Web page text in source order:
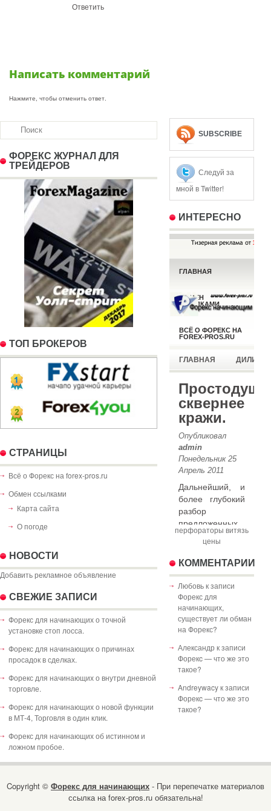
Ответить
Написать комментарий
Нажмите, чтобы отменить ответ.
ФОРЕКС ЖУРНАЛ ДЛЯ
ТРЕЙДЕРОВ
TOП БРОКЕРОВ
СТРАНИЦЫ
Всё о Форекс на forex-pros.ru
Обмен ссылками
Карта сайта
О погоде
НОВОСТИ
Добавить рекламное объявление
СВЕЖИЕ ЗАПИСИ
Форекс для начинающих о точной
установке стоп лосса.
Форекс для начинающих о причинах
просадок в сделках.
Форекс для начинающих о внутри дневной
торговле.
Форекс для начинающих о новой функции
в МТ-4, Торговля в один клик.
Форекс для начинающих об истинном и
ложном пробое.
SUBSCRIBE
Следуй за
мной в Twitter!
ИНТЕРЕСНО
перфораторы витязь
цены
КОММЕНТАРИИ
Любовьк записи
Форекс для
начинающих,
существует ли обман
на Форекс?
Александр к записи
Форекc — что же это
такое?
Andreywacyк записи
Форекc — что же это
такое?
Copyright © Форекс для начинающих - При перепечатке материалов
ссылка на forex-pros.ru обязательна!